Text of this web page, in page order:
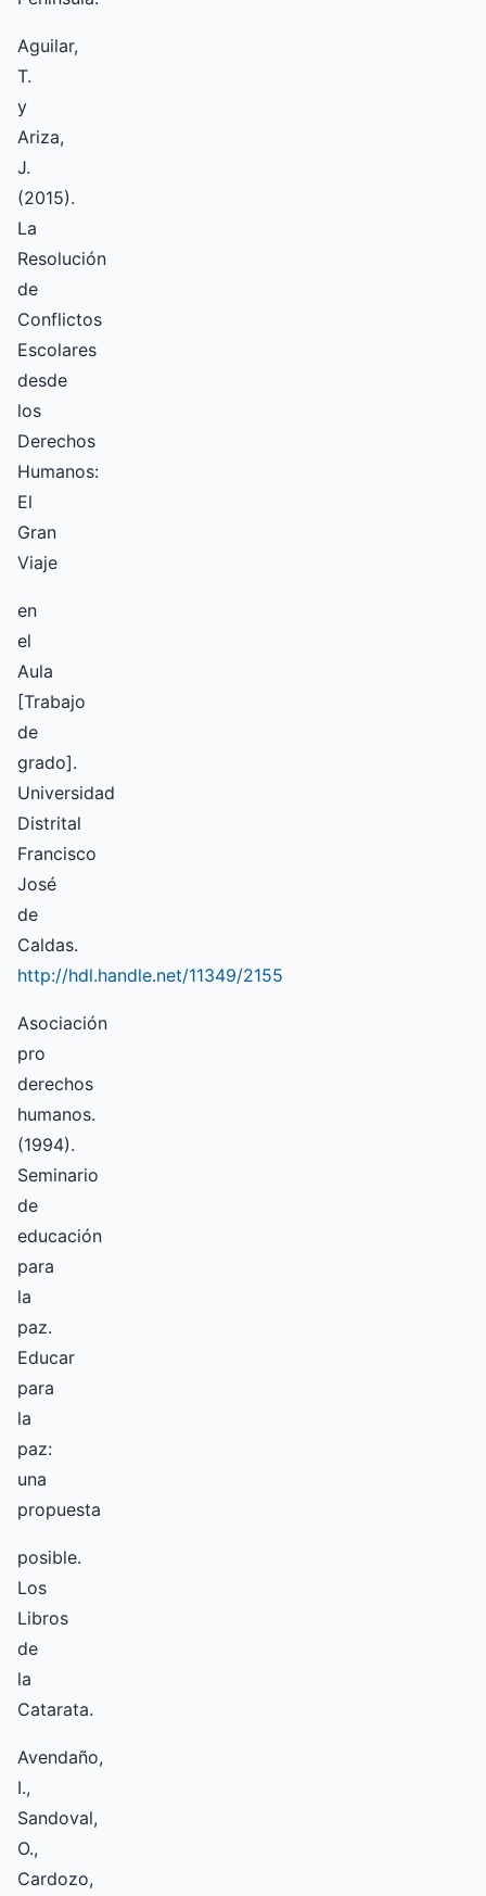
Aguilar,
T.
y
Ariza,
J.
(2015).
La
Resolución
de
Conflictos
Escolares
desde
los
Derechos
Humanos:
El
Gran
Viaje
en
el
Aula
[Trabajo
de
grado].
Universidad
Distrital
Francisco
José
de
Caldas.
http://hdl.handle.net/11349/2155
Asociación
pro
derechos
humanos.
(1994).
Seminario
de
educación
para
la
paz.
Educar
para
la
paz:
una
propuesta
posible.
Los
Libros
de
la
Catarata.
Avendaño,
I.,
Sandoval,
O.,
Cardozo,